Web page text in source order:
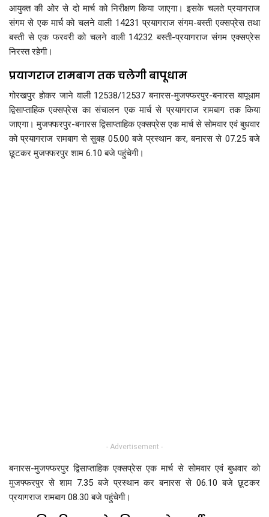
आयुक्त की ओर से दो मार्च को निरीक्षण किया जाएगा। इसके चलते प्रयागराज
संगम से एक मार्च को चलने वाली 14231 प्रयागराज संगम-बस्ती एक्सप्रेस तथा
बस्ती से एक फरवरी को चलने वाली 14232 बस्ती-प्रयागराज संगम एक्सप्रेस
निरस्त रहेगी।
प्रयागराज रामबाग तक चलेगी बापूधाम
गोरखपुर होकर जाने वाली 12538/12537 बनारस-मुजफ्फरपुर-बनारस बापूधाम
द्विसाप्ताहिक एक्सप्रेस का संचालन एक मार्च से प्रयागराज रामबाग तक किया
जाएगा। मुजफ्फरपुर-बनारस द्विसाप्ताहिक एक्सप्रेस एक मार्च से सोमवार एवं बुधवार
को प्रयागराज रामबाग से सुबह 05.00 बजे प्रस्थान कर, बनारस से 07.25 बजे
छूटकर मुजफ्फरपुर शाम 6.10 बजे पहुंचेगी।
- Advertisement -
बनारस-मुजफ्फरपुर द्विसाप्ताहिक एक्सप्रेस एक मार्च से सोमवार एवं बुधवार को
मुजफ्फरपुर से शाम 7.35 बजे प्रस्थान कर बनारस से 06.10 बजे छूटकर
प्रयागराज रामबाग 08.30 बजे पहुंचेगी।